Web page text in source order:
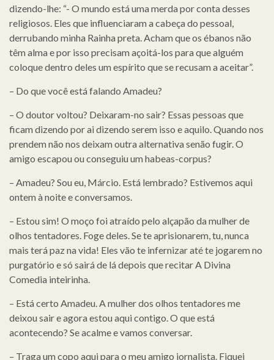
dizendo-lhe: “- O mundo está uma merda por conta desses
religiosos. Eles que influenciaram a cabeça do pessoal,
derrubando minha Rainha preta. Acham que os ébanos não
têm alma e por isso precisam açoitá-los para que alguém
coloque dentro deles um espírito que se recusam a aceitar”.
– Do que você está falando Amadeu?
– O doutor voltou? Deixaram-no sair? Essas pessoas que
ficam dizendo por ai dizendo serem isso e aquilo. Quando nos
prendem não nos deixam outra alternativa senão fugir. O
amigo escapou ou conseguiu um habeas-corpus?
– Amadeu? Sou eu, Márcio. Está lembrado? Estivemos aqui
ontem à noite e conversamos.
– Estou sim! O moço foi atraído pelo alçapão da mulher de
olhos tentadores. Foge deles. Se te aprisionarem, tu, nunca
mais terá paz na vida! Eles vão te infernizar até te jogarem no
purgatório e só sairá de lá depois que recitar A Divina
Comedia inteirinha.
– Está certo Amadeu. A mulher dos olhos tentadores me
deixou sair e agora estou aqui contigo. O que está
acontecendo? Se acalme e vamos conversar.
– Traga um copo aqui para o meu amigo jornalista. Fiquei